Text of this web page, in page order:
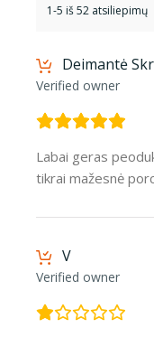
1-5 iš 52 atsiliepimų
Deimantė
Verified owner
Labai geras
tikrai mažesnė
V
Verified owner